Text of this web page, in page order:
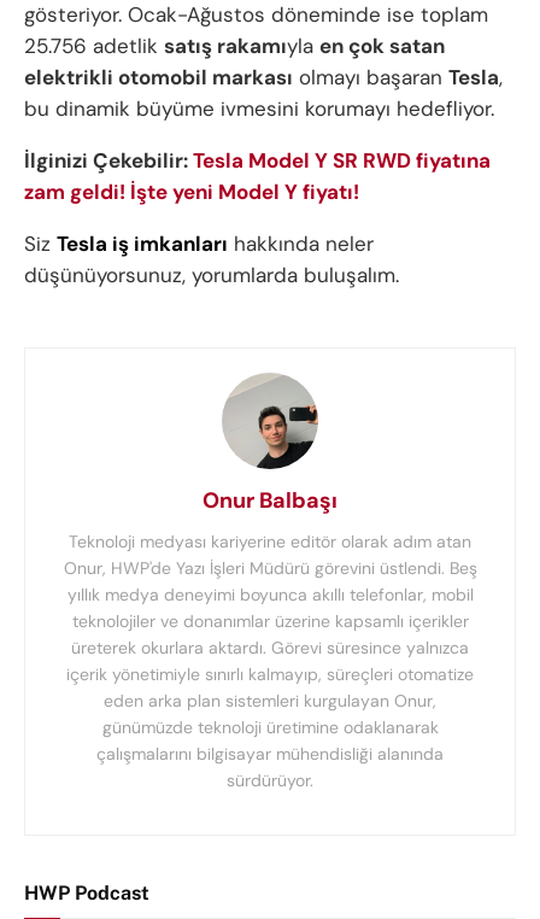
gösteriyor. Ocak-Ağustos döneminde ise toplam
25.756 adetlik satış rakamıyla en çok satan
elektrikli otomobil markası olmayı başaran Tesla,
bu dinamik büyüme ivmesini korumayı hedefliyor.
İlginizi Çekebilir:Tesla Model Y SR RWD fiyatına
zam geldi! İşte yeni Model Y fiyatı!
Siz Tesla iş imkanları hakkında neler
düşünüyorsunuz, yorumlarda buluşalım.
Onur Balbaşı
Teknoloji medyası kariyerine editör olarak adım atan
Onur, HWP'de Yazı İşleri Müdürü görevini üstlendi. Beş
yıllık medya deneyimi boyunca akıllı telefonlar, mobil
teknolojiler ve donanımlar üzerine kapsamlı içerikler
üreterek okurlara aktardı. Görevi süresince yalnızca
içerik yönetimiyle sınırlı kalmayıp, süreçleri otomatize
eden arka plan sistemleri kurgulayan Onur,
günümüzde teknoloji üretimine odaklanarak
çalışmalarını bilgisayar mühendisliği alanında
sürdürüyor.
HWP Podcast